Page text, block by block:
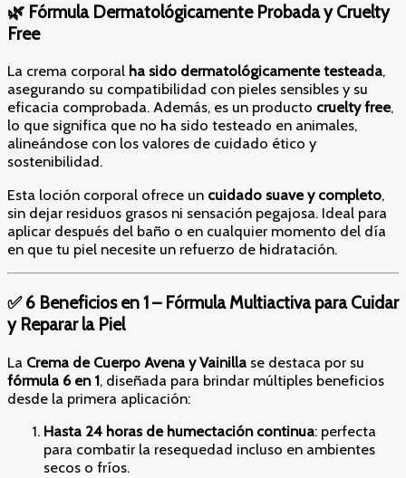
🌿 Fórmula Dermatológicamente Probada y Cruelty
Free
La crema corporal ha sido dermatológicamente testeada,
asegurando su compatibilidad con pieles sensibles y su
eficacia comprobada. Además, es un producto cruelty free,
lo que significa que no ha sido testeado en animales,
alineándose con los valores de cuidado ético y
sostenibilidad.
Esta loción corporal ofrece un cuidado suave y completo,
sin dejar residuos grasos ni sensación pegajosa. Ideal para
aplicar después del baño o en cualquier momento del día
en que tu piel necesite un refuerzo de hidratación.
✅ 6 Beneficios en 1 – Fórmula Multiactiva para Cuidar
y Reparar la Piel
La Crema de Cuerpo Avena y Vainilla se destaca por su
fórmula 6 en 1, diseñada para brindar múltiples beneficios
desde la primera aplicación:
Hasta 24 horas de humectación continua: perfecta
para combatir la resequedad incluso en ambientes
secos o fríos.